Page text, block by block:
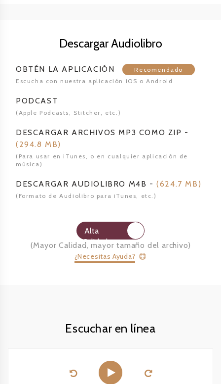
Descargar Audiolibro
OBTÉN LA APLICACIÓN
Recomendado
Escucha con nuestra aplicación iOS o Android
PODCAST
(Apple Podcasts, Stitcher, etc.)
DESCARGAR ARCHIVOS MP3 COMO ZIP -
( 294.8 MB)
(Para usar en iTunes, o en cualquier aplicación de
música)
DESCARGAR AUDIOLIBRO M4B - (624.7 MB )
(Formato de Audiolibro para iTunes, etc.)
Alta
Calidad
(Mayor Calidad, mayor tamaño del archivo)
¿Necesitas Ayuda?
Escuchar en línea